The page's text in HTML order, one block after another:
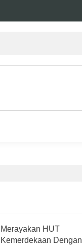
Merayakan HUT
Kemerdekaan Dengan